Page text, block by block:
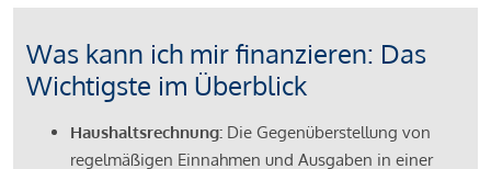
Was kann ich mir finanzieren: Das
Wichtigste im Überblick
Haushaltsrechnung: Die Gegenüberstellung von
regelmäßigen Einnahmen und Ausgaben in einer